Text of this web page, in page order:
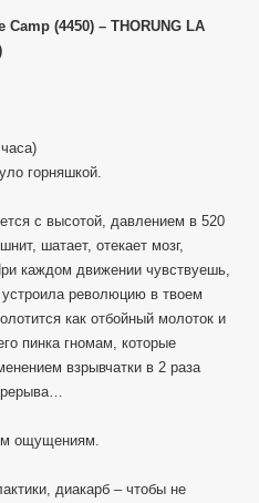
(4450) – THORUNG LA
горняшкой.
с высотой, давлением в 520
шатает, отекает мозг,
каждом движении чувствуешь,
революцию в твоем
как отбойный молоток и
пинка гномам, которые
взрывчатки в 2 раза
ощущениям.
диакарб – чтобы не